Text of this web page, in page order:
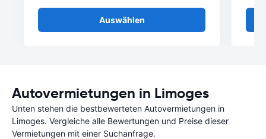
Auswählen
Autovermietungen in Limoges
Unten stehen die bestbewerteten Autovermietungen in
Limoges. Vergleiche alle Bewertungen und Preise dieser
Vermietungen mit einer Suchanfrage.